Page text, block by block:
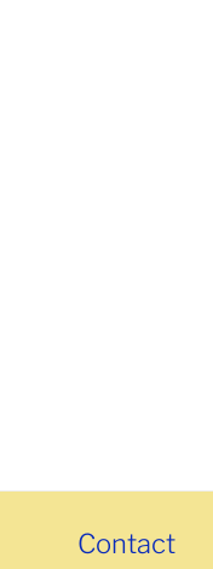
Contact